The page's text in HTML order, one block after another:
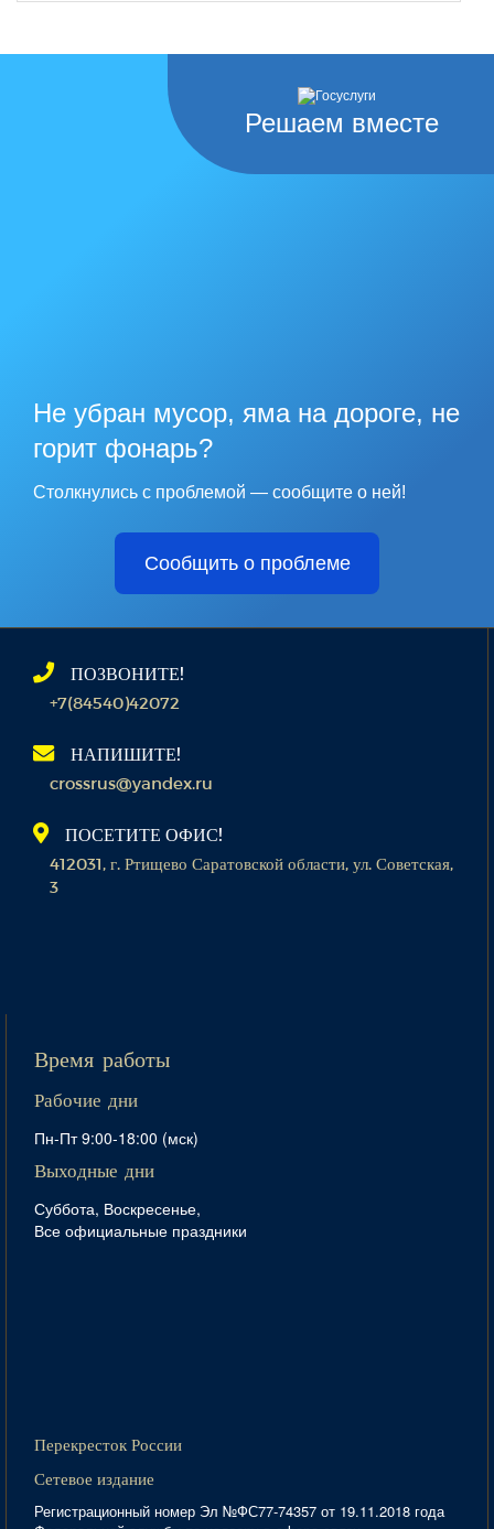
Решаем вместе
Не убран мусор, яма на дороге, не
горит фонарь?
Столкнулись с проблемой — сообщите о ней!
Сообщить о проблеме
ПОЗВОНИТЕ!
+7(84540)42072
НАПИШИТЕ!
crossrus@yandex.ru
ПОСЕТИТЕ ОФИС!
412031, г. Ртищево Саратовской области, ул. Советская,
3
Время работы
Рабочие дни
Пн-Пт 9:00-18:00 (мск)
Выходные дни
Суббота, Воскресенье,
Все официальные праздники
Перекресток России
Сетевое издание
Регистрационный номер Эл №ФС77-74357 от 19.11.2018 года